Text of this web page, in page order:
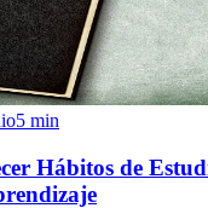
5 min
Hábitos de